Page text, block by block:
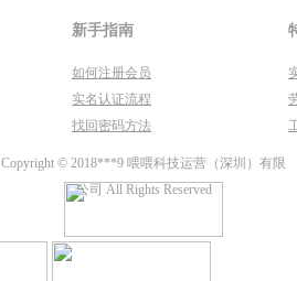
新手指南
如何注册会员
实名认证流程
找回密码方法
Copyright © 2018***9 喂喂科技运营（深圳）有限
公司 All Rights Reserved